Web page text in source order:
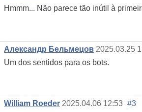
Hmmm... Não parece tão inútil à
Александр Бельмецов 2025.03.25
Um dos sentidos para os bots.
William Roeder 2025.04.06 12:53 #3